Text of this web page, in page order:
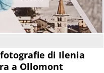
di Ilenia
a Ollomont